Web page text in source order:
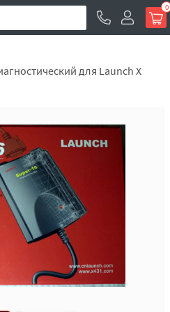
0
для Launch X